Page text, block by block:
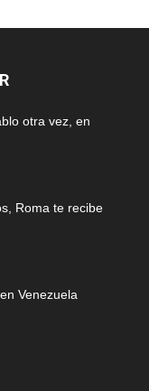
otra vez, en
Roma te recibe
Venezuela